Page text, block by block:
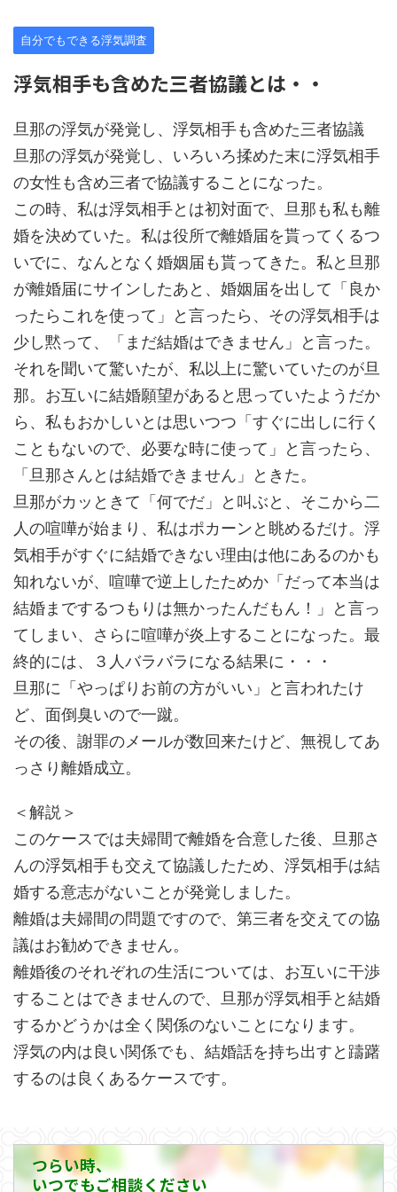
自分でもできる浮気調査
浮気相手も含めた三者協議とは・・
旦那の浮気が発覚し、浮気相手も含めた三者協議
旦那の浮気が発覚し、いろいろ揉めた末に浮気相手
の女性も含め三者で協議することになった。
この時、私は浮気相手とは初対面で、旦那も私も離
婚を決めていた。私は役所で離婚届を貰ってくるつ
いでに、なんとなく婚姻届も貰ってきた。私と旦那
が離婚届にサインしたあと、婚姻届を出して「良か
ったらこれを使って」と言ったら、その浮気相手は
少し黙って、「まだ結婚はできません」と言った。
それを聞いて驚いたが、私以上に驚いていたのが旦
那。お互いに結婚願望があると思っていたようだか
ら、私もおかしいとは思いつつ「すぐに出しに行く
こともないので、必要な時に使って」と言ったら、
「旦那さんとは結婚できません」ときた。
旦那がカッときて「何でだ」と叫ぶと、そこから二
人の喧嘩が始まり、私はポカーンと眺めるだけ。浮
気相手がすぐに結婚できない理由は他にあるのかも
知れないが、喧嘩で逆上したためか「だって本当は
結婚までするつもりは無かったんだもん！」と言っ
てしまい、さらに喧嘩が炎上することになった。最
終的には、３人バラバラになる結果に・・・
旦那に「やっぱりお前の方がいい」と言われたけ
ど、面倒臭いので一蹴。
その後、謝罪のメールが数回来たけど、無視してあ
っさり離婚成立。
＜解説＞
このケースでは夫婦間で離婚を合意した後、旦那さ
んの浮気相手も交えて協議したため、浮気相手は結
婚する意志がないことが発覚しました。
離婚は夫婦間の問題ですので、第三者を交えての協
議はお勧めできません。
離婚後のそれぞれの生活については、お互いに干渉
することはできませんので、旦那が浮気相手と結婚
するかどうかは全く関係のないことになります。
浮気の内は良い関係でも、結婚話を持ち出すと躊躇
するのは良くあるケースです。
つらい時、
いつでもご相談ください